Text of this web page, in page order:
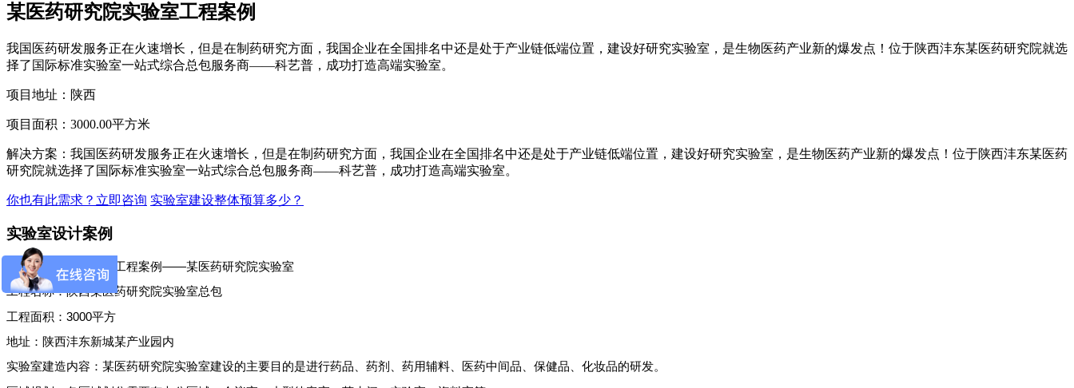
某医药研究院实验室工程案例
我国医药研发服务正在火速增长，但是在制药研究方面，我国企业在全国排名中还是处于产业链低端位置，建设好研究实验室，是生物医药产业新的爆发点！位于陕西沣东某医药研究院就选
择了国际标准实验室一站式综合总包服务商——科艺普，成功打造高端实验室。
项目地址：陕西
项目面积：3000.00平方米
解决方案：我国医药研发服务正在火速增长，但是在制药研究方面，我国企业在全国排名中还是处于产业链低端位置，建设好研究实验室，是生物医药产业新的爆发点！位于陕西沣东某医药
研究院就选择了国际标准实验室一站式综合总包服务商——科艺普，成功打造高端实验室。
你也有此需求？立即咨询 实验室建设整体预算多少？
实验室设计案例
生物医药实验室总包工程案例——某医药研究院实验室
工程名称：陕西某医药研究院实验室总包
工程面积： 3000平方
地址：陕西沣东新城某产业园内
实验室建造内容：某医药研究院实验室建设的主要目的是进行药品、药剂、药用辅料、医药中间品、保健品、化妆品的研发。